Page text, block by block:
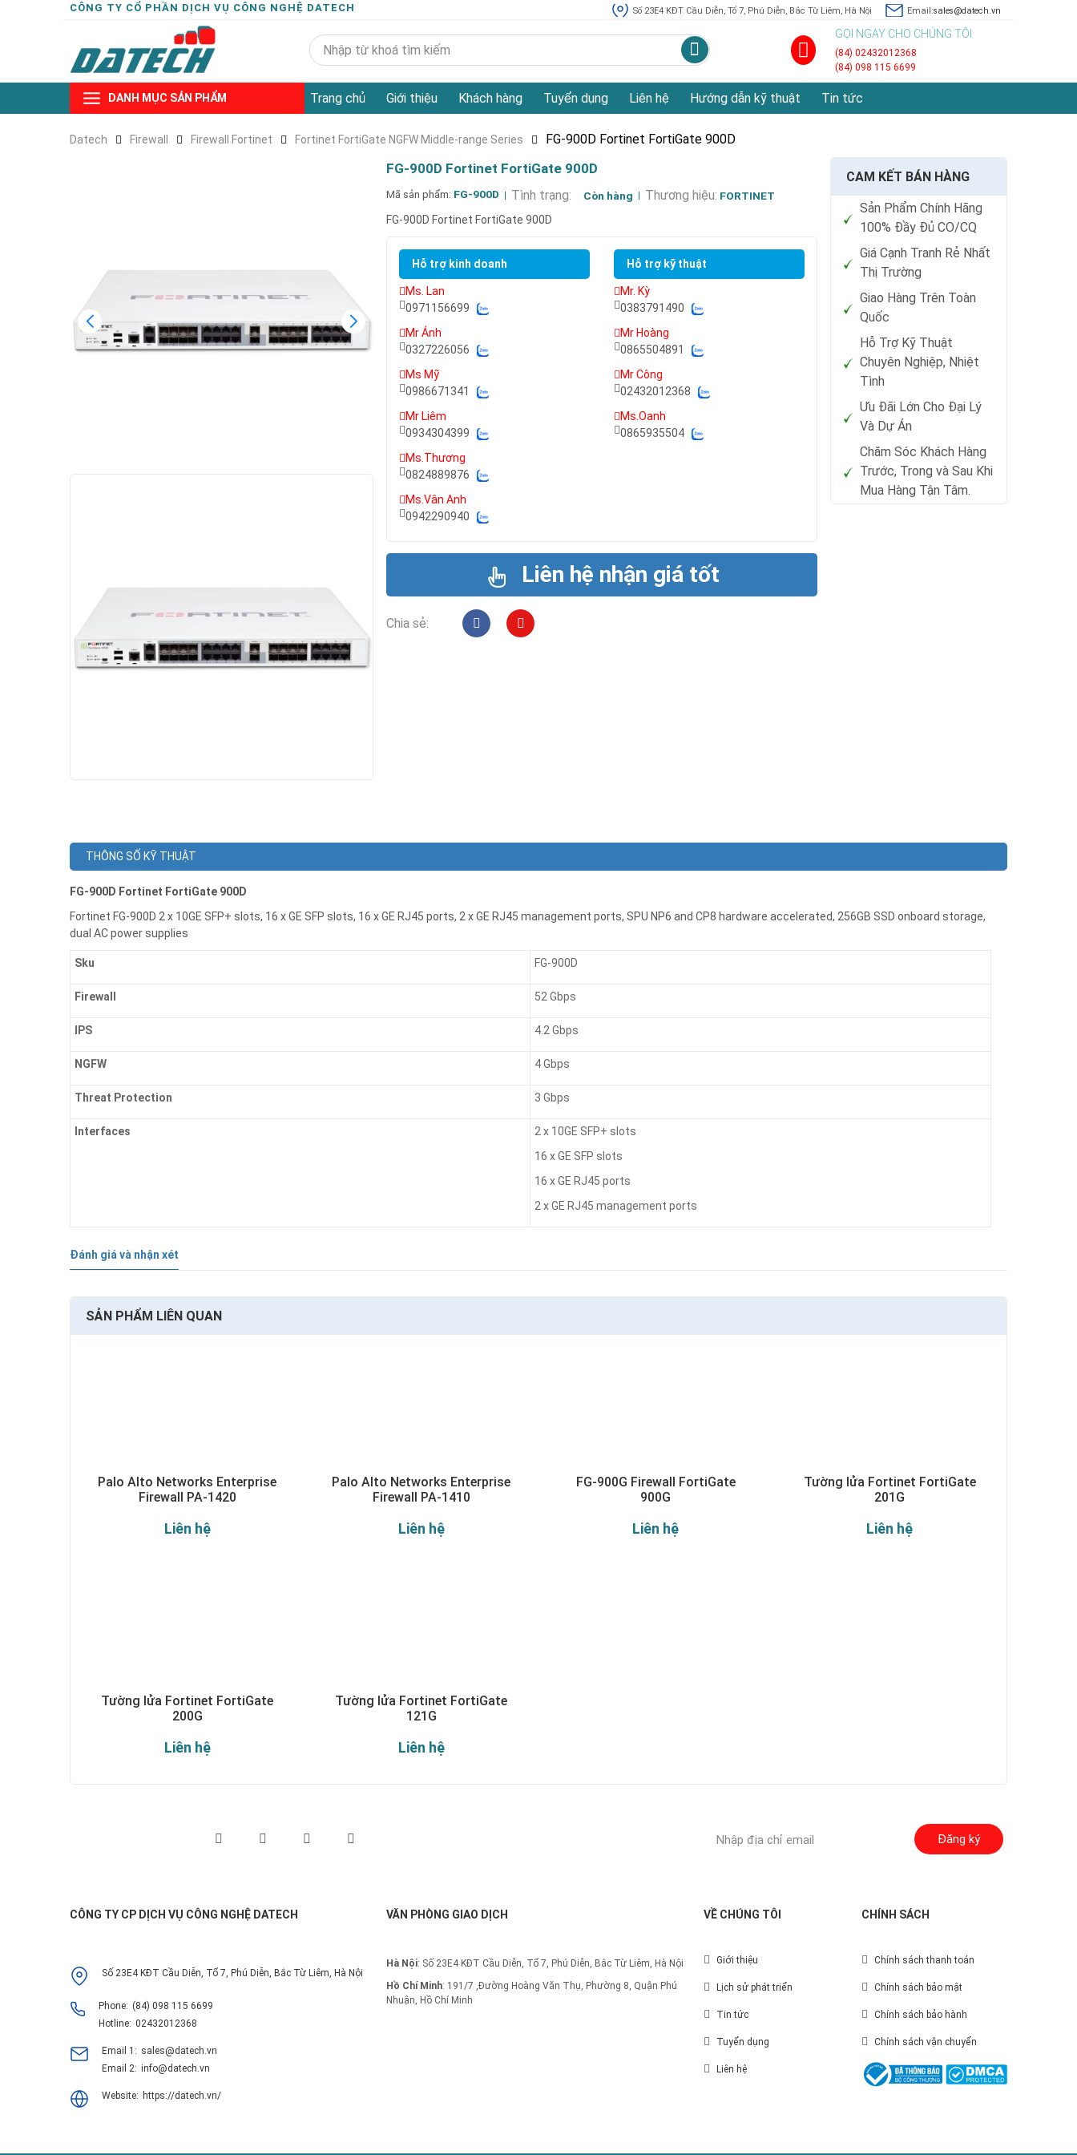
CÔNG TY CỔ PHẦN DỊCH VỤ CÔNG NGHỆ DATECH Số 23E4 KĐT Cầu Diễn, Tổ 7, Phú Diễn, Bắc Từ Liêm, Hà Nội Email:sales@datech.vn
GỌI NGAY CHO CHÚNG TÔI
(84) 02432012368
(84) 098 115 6699
DANH MỤC SẢN PHẨM Trang chủ Giới thiệu Khách hàng Tuyển dụng Liên hệ Hướng dẫn kỹ thuật Tin tức
Datech Firewall Firewall Fortinet Fortinet FortiGate NGFW Middle-range Series FG-900D Fortinet FortiGate 900D
FG-900D Fortinet FortiGate 900D
Mã sản phẩm: FG-900D Tình trạng: Còn hàng Thương hiệu: FORTINET
FG-900D Fortinet FortiGate 900D
Hỗ trợ kinh doanh
Ms. Lan
0971156699
Mr Ánh
0327226056
Ms Mỹ
0986671341
Mr Liêm
0934304399
Ms.Thương
0824889876
Ms.Vân Anh
0942290940
Hỗ trợ kỹ thuật
Mr. Kỳ
0383791490
Mr Hoàng
0865504891
Mr Công
02432012368
Ms.Oanh
0865935504
Liên hệ nhận giá tốt
Chia sẻ:
CAM KẾT BÁN HÀNG
Sản Phẩm Chính Hãng
100% Đầy Đủ CO/CQ
Giá Cạnh Tranh Rẻ Nhất
Thị Trường
Giao Hàng Trên Toàn
Quốc
Hỗ Trợ Kỹ Thuật
Chuyên Nghiệp, Nhiệt
Tình
Ưu Đãi Lớn Cho Đại Lý
Và Dự Án
Chăm Sóc Khách Hàng
Trước, Trong và Sau Khi
Mua Hàng Tận Tâm.
THÔNG SỐ KỸ THUẬT
FG-900D Fortinet FortiGate 900D
Fortinet FG-900D 2 x 10GE SFP+ slots, 16 x GE SFP slots, 16 x GE RJ45 ports, 2 x GE RJ45 management ports, SPU NP6 and CP8 hardware accelerated, 256GB SSD onboard storage,
dual AC power supplies
Sku FG-900D
Firewall 52 Gbps
IPS 4.2 Gbps
NGFW 4 Gbps
Threat Protection 3 Gbps
Interfaces
2 x 10GE SFP+ slots
16 x GE SFP slots
16 x GE RJ45 ports
2 x GE RJ45 management ports
Đánh giá và nhận xét
SẢN PHẨM LIÊN QUAN
Palo Alto Networks Enterprise
Firewall PA-1420
Liên hệ
Palo Alto Networks Enterprise
Firewall PA-1410
Liên hệ
FG-900G Firewall FortiGate
900G
Liên hệ
Tường lửa Fortinet FortiGate
201G
Liên hệ
Tường lửa Fortinet FortiGate
200G
Liên hệ
Tường lửa Fortinet FortiGate
121G
Liên hệ
Đăng ký
CÔNG TY CP DỊCH VỤ CÔNG NGHỆ DATECH
Số 23E4 KĐT Cầu Diễn, Tổ 7, Phú Diễn, Bắc Từ Liêm, Hà Nội
Phone: (84) 098 115 6699
Hotline: 02432012368
Email 1: sales@datech.vn
Email 2: info@datech.vn
Website: https://datech.vn/
VĂN PHÒNG GIAO DỊCH
Hà Nội: Số 23E4 KĐT Cầu Diễn, Tổ 7, Phú Diễn, Bắc Từ Liêm, Hà Nội
Hồ Chí Minh: 191/7 ,Đường Hoàng Văn Thụ, Phường 8, Quận Phú
Nhuận, Hồ Chí Minh
VỀ CHÚNG TÔI
Giới thiệu
Lịch sử phát triển
Tin tức
Tuyển dụng
Liên hệ
CHÍNH SÁCH
Chính sách thanh toán
Chính sách bảo mật
Chính sách bảo hành
Chính sách vận chuyển